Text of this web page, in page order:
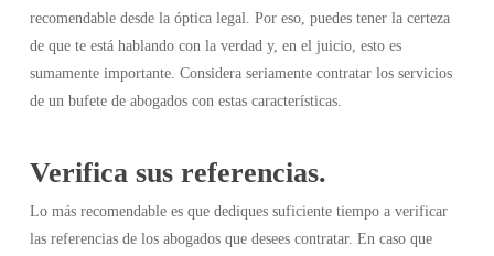
recomendable desde la óptica legal. Por eso, puedes tener la certeza
de que te está hablando con la verdad y, en el juicio, esto es
sumamente importante. Considera seriamente contratar los servicios
de un bufete de abogados con estas características.
Verifica sus referencias.
Lo más recomendable es que dediques suficiente tiempo a verificar
las referencias de los abogados que desees contratar. En caso que